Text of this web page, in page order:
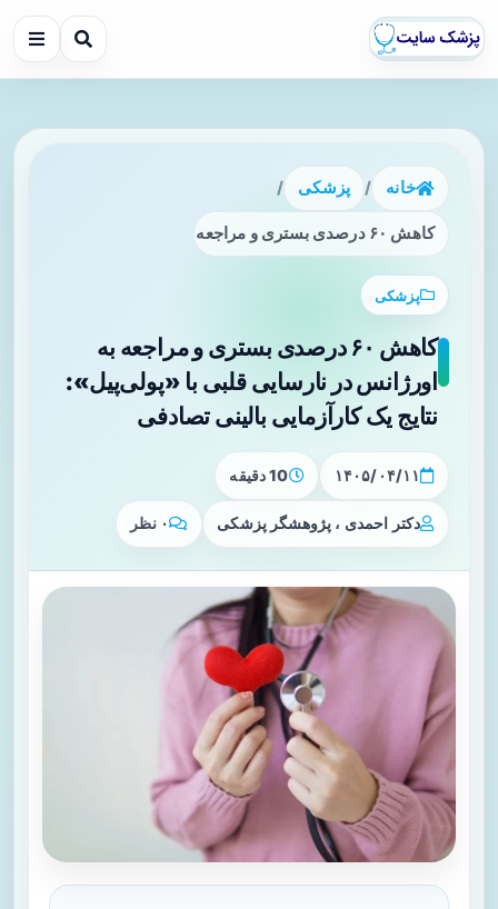
خانه / پزشکی /
کاهش ۶۰ درصدی بستری و مراجعه به اورژانس در نارسایی قلبی با «پولی‌پیل»: نتایج یک کارآزمایی بالینی تصادفی
پزشکی
کاهش ۶۰ درصدی بستری و مراجعه به
اورژانس در نارسایی قلبی با «پولی‌پیل»:
نتایج یک کارآزمایی بالینی تصادفی
۱۴۰۵/۰۴/۱۱ 10 دقیقه
دکتر احمدی ، پژوهشگر پزشکی ۰ نظر